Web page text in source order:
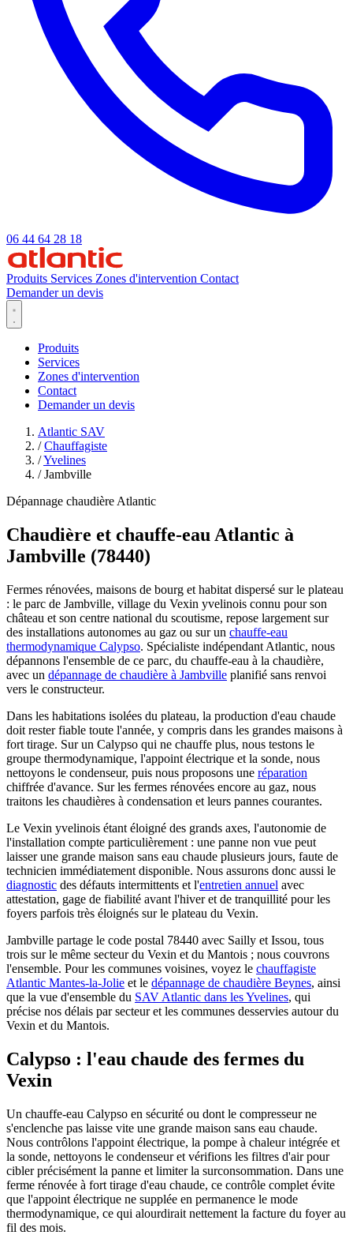
06 44 64 28 18
Produits Services Zones d'intervention Contact
Demander un devis
Produits
Services
Zones d'intervention
Contact
Demander un devis
Atlantic SAV
/ Chauffagiste
/Yvelines
/ Jambville
Dépannage chaudière Atlantic
Chaudière et chauffe-eau Atlantic à
Jambville (78440)
Fermes rénovées, maisons de bourg et habitat dispersé sur le plateau
: le parc de Jambville, village du Vexin yvelinois connu pour son
château et son centre national du scoutisme, repose largement sur
des installations autonomes au gaz ou sur un chauffe-eau
thermodynamique Calypso. Spécialiste indépendant Atlantic, nous
dépannons l'ensemble de ce parc, du chauffe-eau à la chaudière,
avec un dépannage de chaudière à Jambville planifié sans renvoi
vers le constructeur.
Dans les habitations isolées du plateau, la production d'eau chaude
doit rester fiable toute l'année, y compris dans les grandes maisons à
fort tirage. Sur un Calypso qui ne chauffe plus, nous testons le
groupe thermodynamique, l'appoint électrique et la sonde, nous
nettoyons le condenseur, puis nous proposons une réparation
chiffrée d'avance. Sur les fermes rénovées encore au gaz, nous
traitons les chaudières à condensation et leurs pannes courantes.
Le Vexin yvelinois étant éloigné des grands axes, l'autonomie de
l'installation compte particulièrement : une panne non vue peut
laisser une grande maison sans eau chaude plusieurs jours, faute de
technicien immédiatement disponible. Nous assurons donc aussi le
diagnostic des défauts intermittents et l'entretien annuel avec
attestation, gage de fiabilité avant l'hiver et de tranquillité pour les
foyers parfois très éloignés sur le plateau du Vexin.
Jambville partage le code postal 78440 avec Sailly et Issou, tous
trois sur le même secteur du Vexin et du Mantois ; nous couvrons
l'ensemble. Pour les communes voisines, voyez le chauffagiste
Atlantic Mantes-la-Jolie et le dépannage de chaudière Beynes, ainsi
que la vue d'ensemble du SAV Atlantic dans les Yvelines, qui
précise nos délais par secteur et les communes desservies autour du
Vexin et du Mantois.
Calypso : l'eau chaude des fermes du
Vexin
Un chauffe-eau Calypso en sécurité ou dont le compresseur ne
s'enclenche pas laisse vite une grande maison sans eau chaude.
Nous contrôlons l'appoint électrique, la pompe à chaleur intégrée et
la sonde, nettoyons le condenseur et vérifions les filtres d'air pour
cibler précisément la panne et limiter la surconsommation. Dans une
ferme rénovée à fort tirage d'eau chaude, ce contrôle complet évite
que l'appoint électrique ne supplée en permanence le mode
thermodynamique, ce qui alourdirait nettement la facture du foyer au
fil des mois.